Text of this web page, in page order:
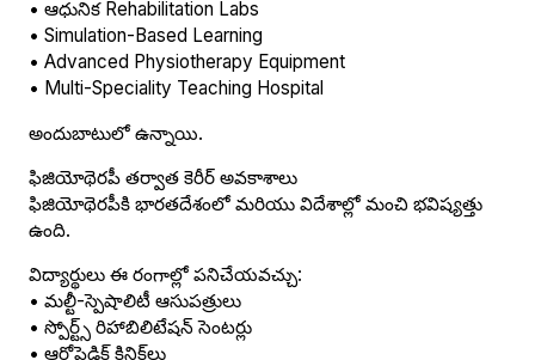
• ఆధునిక Rehabilitation Labs
• Simulation-Based Learning
• Advanced Physiotherapy Equipment
• Multi-Speciality Teaching Hospital
అందుబాటులో ఉన్నాయి.
ఫిజియోథెరపీ తర్వాత కెరీర్ అవకాశాలు
ఫిజియోథెరపీకి భారతదేశంలో మరియు విదేశాల్లో మంచి భవిష్యత్తు
ఉంది.
విద్యార్థులు ఈ రంగాల్లో పనిచేయవచ్చు:
• మల్టీ-స్పెషాలిటీ ఆసుపత్రులు
• స్పోర్ట్స్ రిహాబిలిటేషన్ సెంటర్లు
• ఆర్థోపెడిక్ క్లినిక్‌లు